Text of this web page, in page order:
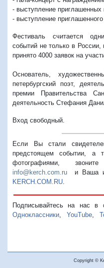
- выступление приглашенных
- выступление
Фестиваль считается
событий не только в
принято 4000 заявок на
Основатель,
петербургский поэт,
премии Правительства
деятельность Стефания
Вход свободный.
Если Вы стали
предстоящем событии, а
фотографиями,
info@kerch.com.ru и Ваша
KERCH.COM.RU
Подписывайтесь на нас в
Одноклассники
YouTube
Copyright ©